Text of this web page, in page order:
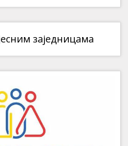
заједницама